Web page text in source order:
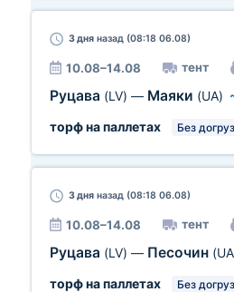
3 дня назад (08:18 06.08)
10.08–14.08 тент
Руцава (LV) — Маяки (UA)
торф на паллетах
Без
3 дня назад (08:18 06.08)
10.08–14.08 тент
Руцава (LV) — Песочин
торф на паллетах
Без